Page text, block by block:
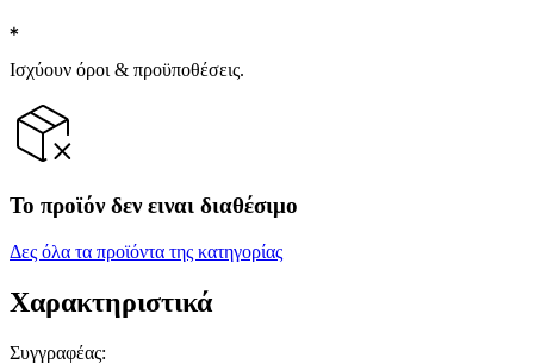
Ισχύουν όροι & προϋποθέσεις.
Το προϊόν δεν ειναι διαθέσιμο
Δες όλα τα προϊόντα της κατηγορίας
Χαρακτηριστικά
Συγγραφέας: